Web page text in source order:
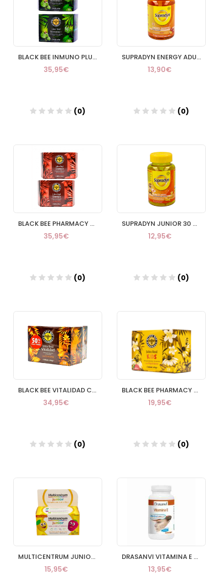
BLACK BEE INMUNO PLUS 20 AMP + 2ª UD 50%
35,95€
(0)
SUPRADYN ENERGY ADULTOS 70 GUMMIES
13,90€
(0)
Añadir
BLACK BEE PHARMACY JALEA ENERGIA GUARANA DUPLO
35,95€
(0)
SUPRADYN JUNIOR 30 GUMMIES
12,95€
(0)
BLACK BEE VITALIDAD CURCUMA 2UD 50%
34,95€
(0)
BLACK BEE PHARMACY JALEA KIDS 20 VIALES 10 ML
19,95€
(0)
MULTICENTRUM JUNIOR 30 COMP
15,95€
DRASANVI VITAMINA E 30 PERLAS
13,95€